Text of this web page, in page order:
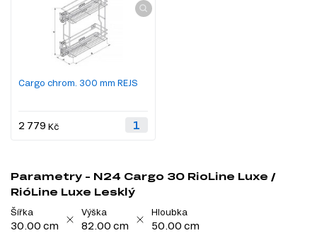
Cargo chrom. 300 mm REJS
2 779 Kč
Parametry - N24 Cargo 30 RioLine Luxe /
RióLine Luxe Lesklý
Šířka
30.00 cm
Výška
82.00 cm
Hloubka
50.00 cm